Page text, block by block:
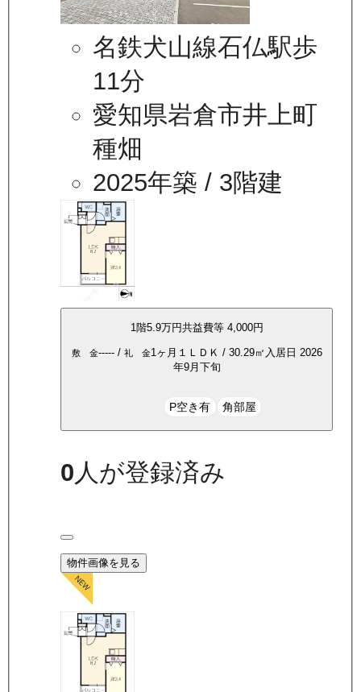
名鉄犬山線石仏駅歩
11分
愛知県岩倉市井上町
種畑
2025年築 / 3階建
1 階5.9万円共益費等 4,000円
敷 金-----/ 礼 金1ヶ月 １ＬＤＫ / 30.29㎡ 入居日 2026
年9月下旬
P空き有 角部屋
0 人が登録済み
物件画像を見る